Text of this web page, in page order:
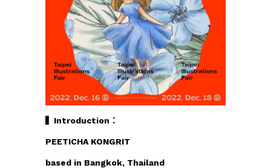
▍Introduction：
PEETICHA KONGRIT
based in Bangkok, Thailand